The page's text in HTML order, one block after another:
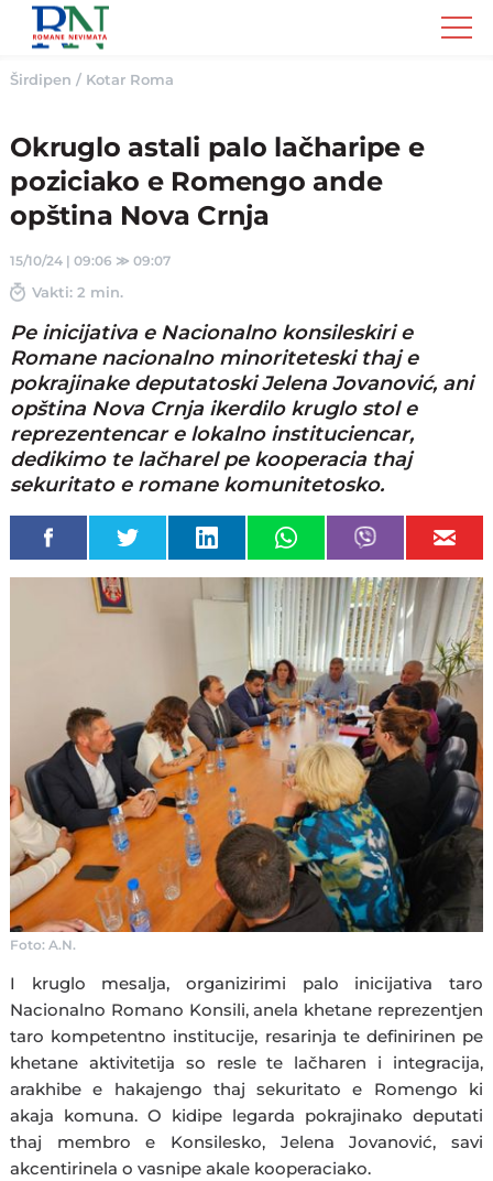
Romane
Nemivata
Širdipen / Kotar Roma
Okruglo astali palo lačharipe e
poziciako e Romengo ande
opština Nova Crnja
15/10/24 | 09:06 ≫09:07
Vakti: 2 min.
Pe inicijativa e Nacionalno konsileskiri e
Romane nacionalno minoriteteski thaj e
pokrajinake deputatoski Jelena Jovanović, ani
opština Nova Crnja ikerdilo kruglo stol e
reprezentencar e lokalno instituciencar,
dedikimo te lačharel pe kooperacia thaj
sekuritato e romane komunitetosko.
Foto: A.N.
I kruglo mesalja, organizirimi palo inicijativa taro
Nacionalno Romano Konsili, anela khetane reprezentjen
taro kompetentno institucije, resarinja te definirinen pe
khetane aktivitetija so resle te lačharen i integracija,
arakhibe e hakajengo thaj sekuritato e Romengo ki
akaja komuna. O kidipe legarda pokrajinako deputati
thaj membro e Konsilesko, Jelena Jovanović, savi
akcentirinela o vasnipe akale kooperaciako.